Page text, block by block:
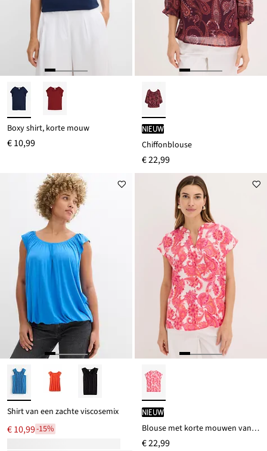
Boxy shirt, korte mouw
€ 10,99
Nieuw
Chiffonblouse
€ 22,99
Shirt van een zachte viscosemix
€ 10,99-15%
Nieuw
Blouse met korte mouwen van soepel satijn
€ 22,99